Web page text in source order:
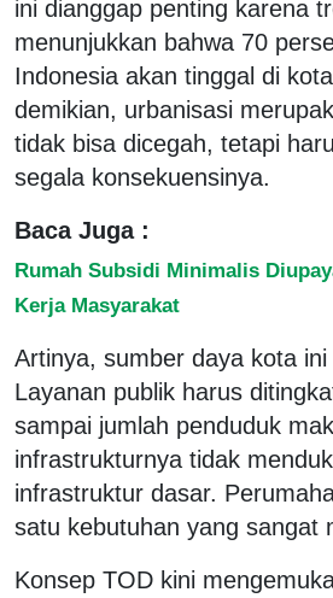
ini dianggap penting karena
menunjukkan bahwa 70
Indonesia akan tinggal di
demikian, urbanisasi
tidak bisa dicegah, tetapi
segala konsekuensinya.
Baca Juga :
Rumah Subsidi Minimalis
Kerja Masyarakat
Artinya, sumber daya kota
Layanan publik harus
sampai jumlah penduduk
infrastrukturnya tidak
infrastruktur dasar.
satu kebutuhan yang sangat
Konsep TOD kini